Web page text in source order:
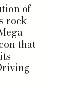
of
rock
that